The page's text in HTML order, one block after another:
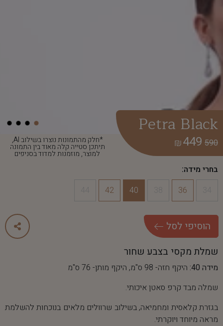
*חלק מהתמונות נוצרו בשילוב AI,
תיתכן סטייה קלה מאוד בין התמונה
למוצר, מוזמנות למדוד בסניפים
Petra Black
590
449
₪
בחרי מידה:
36
40
42
הוסיפי לסל
שמלת מקסי בצבע שחור
מידה 40:
היקף חזה- 98 ס"מ, היקף מותן- 76 ס"מ
שמלה מבד קרפ סאטן איכותי.
בגזרת קלאסית ומחמיאה, בשילוב שרוולים מלאים בנוכחות להשלמת
מראה מיוחד ויוקרתי.